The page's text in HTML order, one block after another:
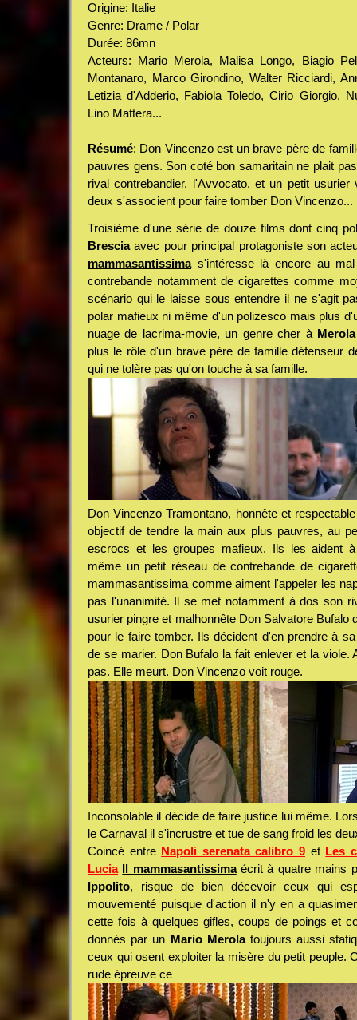
Origine: Italie
Genre: Drame / Polar
Durée: 86mn
Acteurs: Mario Merola, Malisa Longo, Biagio
Montanaro, Marco Girondino, Walter Ricciardi,
Letizia d'Adderio, Fabiola Toledo, Cirio Giorgio,
Lino Mattera...
Résumé: Don Vincenzo est un brave père de
pauvres gens. Son coté bon samaritain ne plait
rival contrebandier, l'Avvocato, et un petit usurier
deux s'associent pour faire tomber Don Vincenzo...
Troisième d'une série de douze films dont cinq
Bresciaavec pour principal protagoniste son
mammasantissimas'intéresse là encore au
contrebande notamment de cigarettes comme
scénario qui le laisse sous entendre il ne s'agit
polar mafieux ni même d'un polizesco mais plus
nuage de lacrima-movie, un genre cher à Merola
plus le rôle d'un brave père de famille défenseur
qui ne tolère pas qu'on touche à sa famille.
Don Vincenzo Tramontano, honnête et
objectif de tendre la main aux plus pauvres, au
escrocs et les groupes mafieux. Ils les aident
même un petit réseau de contrebande de
mammasantissima comme aiment l'appeler les
pas l'unanimité. Il se met notamment à dos son
usurier pingre et malhonnête Don Salvatore Bufalo
pour le faire tomber. Ils décident d'en prendre à
de se marier. Don Bufalo la fait enlever et la viole.
pas. Elle meurt. Don Vincenzo voit rouge.
Inconsolable il décide de faire justice lui même.
le Carnaval il s'incrustre et tue de sang froid les
Coincé entre Napoli serenata calibro 9 et Les
Lucia Il mammasantissimaécrit à quatre mains
Ippolito, risque de bien décevoir ceux qui
mouvementé puisque d'action il n'y en a
cette fois à quelques gifles, coups de poings et
donnés par un Mario Merolatoujours aussi
ceux qui osent exploiter la misère du petit peuple.
rude épreuve ce